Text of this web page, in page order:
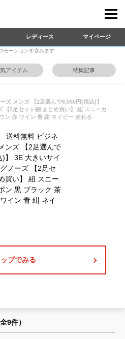
レディース マイページ
モーションを含みます
気アイテム 特集記事
ズ メンズ 【2足選んで6,050円(税込)】
【2足セット割 まとめ買い】 紐 スニーカ
ン 赤 ワイン 青 紺 ネイビー 走れる
プでみる
9件）